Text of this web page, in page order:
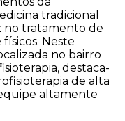
tradicional
no tratamento de
Neste
no bairro
destaca-
de alta
altamente